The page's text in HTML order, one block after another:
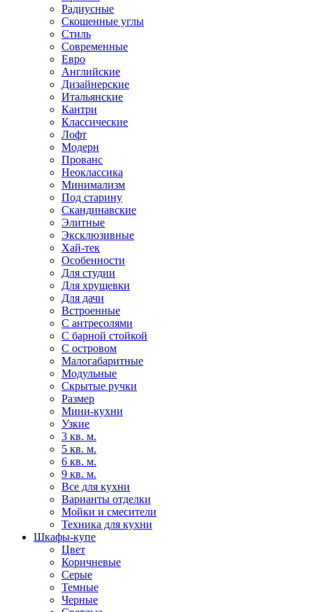
Радиусные
Скошенные углы
Стиль
Современные
Евро
Английские
Дизайнерские
Итальянские
Кантри
Классические
Лофт
Модерн
Прованс
Неоклассика
Минимализм
Под старину
Скандинавские
Элитные
Эксклюзивные
Хай-тек
Особенности
Для студии
Для хрущевки
Для дачи
Встроенные
С антресолями
С барной стойкой
С островом
Малогабаритные
Модульные
Скрытые ручки
Размер
Мини-кухни
Узкие
3 кв. м.
5 кв. м.
6 кв. м.
9 кв. м.
Все для кухни
Варианты отделки
Мойки и смесители
Техника для кухни
Шкафы-купе
Цвет
Коричневые
Серые
Темные
Черные